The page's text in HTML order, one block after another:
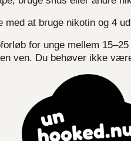
med at bruge nikotin og 4
for unge mellem
ven. Du behøver ikke